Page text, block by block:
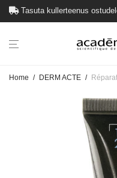
Tasuta kullerteenus
Home / DERM ACTE /